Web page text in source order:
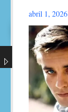
abril 1, 2026